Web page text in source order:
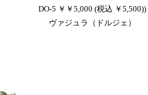
DO-5 ￥￥5,000 (税込 ￥5,500))
ヴァジュラ（ドルジェ）